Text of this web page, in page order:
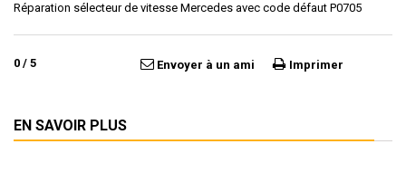
Réparation sélecteur de vitesse Mercedes avec code défaut P0705
0 / 5 Envoyer à un ami Imprimer
EN SAVOIR PLUS